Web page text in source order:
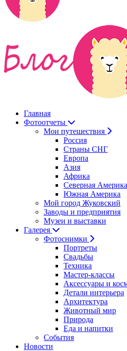
Главная
Фотоотчеты
Мои путешествия
Россия
Страны СНГ
Европа
Азия
Африка
Северная Америка
Южная Америка
Мой город Жуковский
Заводы и предприятия
Музеи и выставки
Галерея
Фотоснимки
Портреты
Свадьбы
Техника
Мастер-классы
Аксессуары и
Детали интерьера
Архитектура
Животный мир
Природа
Еда и напитки
События
Новости